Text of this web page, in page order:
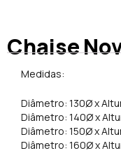
Chaise
Medidas:
Diâmetro: 130Ø x
Diâmetro: 140Ø x
Diâmetro: 150Ø x
Diâmetro: 160Ø x